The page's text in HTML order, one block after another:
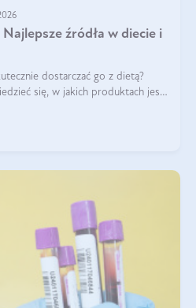
źródła w diecie i
dostarczać go z dietą?
się, w jakich produktach jest